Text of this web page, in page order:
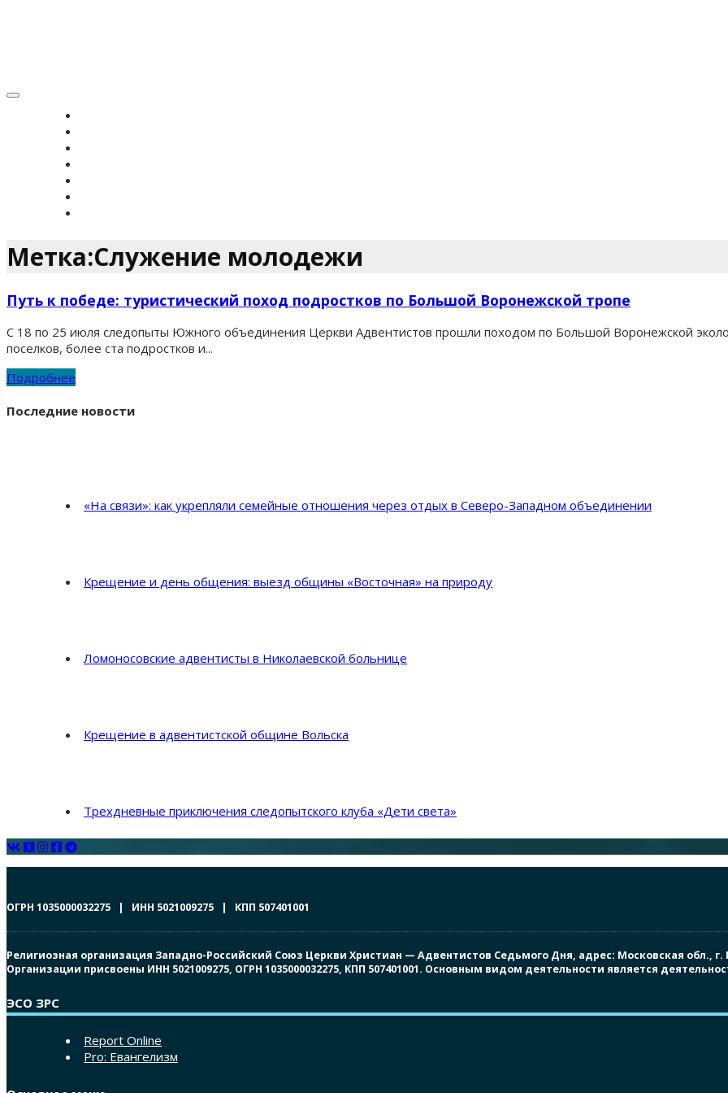
Toggle
Метка:Служение молодежи
Путь к победе: туристический поход подростков по Большой Воронежской тропе
С 18 по 25 июля следопыты Южного объединения Церкви Адвентистов прошли походом по Большой Воронежской
поселков, более ста подростков и...
Подробнее
Последние новости
«На связи»: как укрепляли семейные отношения через отдых в Северо-Западном объединении
Крещение и день общения: выезд общины «Восточная» на природу
Ломоносовские адвентисты в Николаевской больнице
Крещение в адвентистской общине Вольска
Трехдневные приключения следопытского клуба «Дети света»
ОГРН 1035000032275 | ИНН 5021009275 | КПП 507401001
Религиозная организация Западно-Российский Союз Церкви Христиан — Адвентистов Седьмого Дня, адрес: Московская обл., г.
Организации присвоены ИНН 5021009275, ОГРН 1035000032275, КПП 507401001. Основным видом деятельности является
ЭСО ЗРС
Report Online
Pro: Евангелизм